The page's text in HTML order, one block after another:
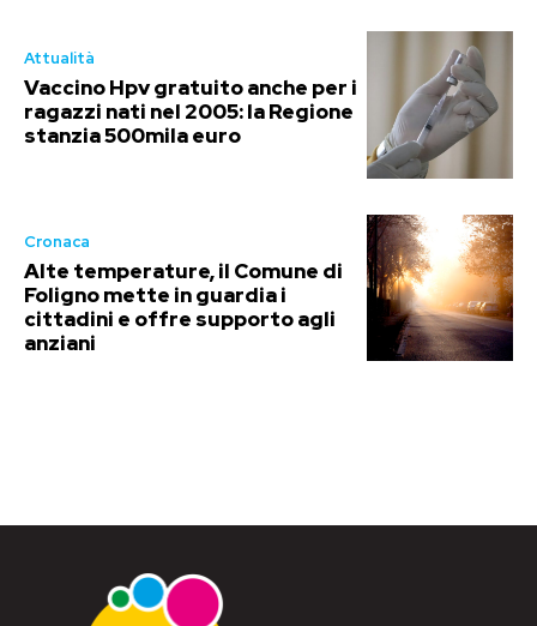
Attualità
Vaccino Hpv gratuito anche per i
ragazzi nati nel 2005: la Regione
stanzia 500mila euro
Cronaca
Alte temperature, il Comune di
Foligno mette in guardia i
cittadini e offre supporto agli
anziani